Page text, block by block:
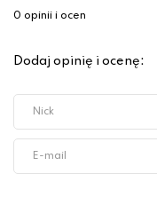
0 opinii i ocen
Dodaj opinię i ocenę: